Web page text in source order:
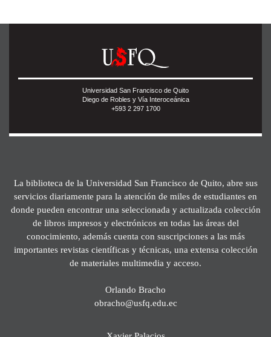
Universidad San Francisco de Quito
Diego de Robles y Vía Interoceánica
+593 2 297 1700
La biblioteca de la Universidad San Francisco de Quito, abre sus
servicios diariamente para la atención de miles de estudiantes en
donde pueden encontrar una seleccionada y actualizada colección
de libros impresos y electrónicos en todas las áreas del
conocimiento, además cuenta con suscripciones a las más
importantes revistas científicas y técnicas, una extensa colección
de materiales multimedia y acceso.
Orlando Bracho
obracho@usfq.edu.ec